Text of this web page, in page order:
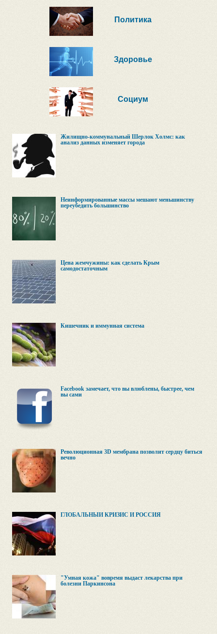
Политика
Здоровье
Социум
Жилищно-коммунальный Шерлок Холмс: как
анализ данных изменяет города
Неинформированные массы мешают меньшинству
переубедить большинство
Цена жемчужины: как сделать Крым
самодостаточным
Кишечник и иммунная система
Facebook замечает, что вы влюблены, быстрее, чем
вы сами
Революционная 3D мембрана позволит сердцу биться
вечно
ГЛОБАЛЬНЫЙ КРИЗИС И РОССИЯ
"Умная кожа" вовремя выдаст лекарства при
болезни Паркинсона